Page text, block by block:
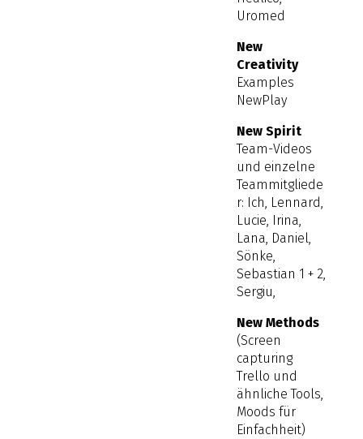
Uromed
New
Creativity
Examples
NewPlay
New Spirit
Team-Videos
und einzelne
Teammitgliede
r: Ich, Lennard,
Lucie, Irina,
Lana, Daniel,
Sönke,
Sebastian 1 + 2,
Sergiu,
New Methods
(Screen
capturing
Trello und
ähnliche Tools,
Moods für
Einfachheit)